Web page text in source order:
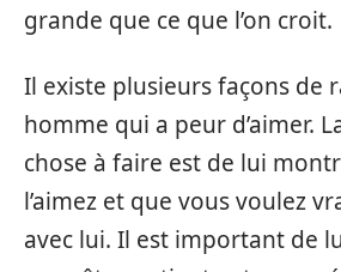
grande que ce que l’on croit.
Il existe plusieurs façons de
homme qui a peur d’aimer.
chose à faire est de lui
l’aimez et que vous voulez
avec lui. Il est important de